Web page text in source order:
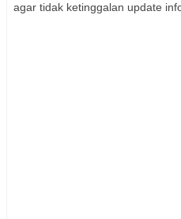
agar tidak ketinggalan update